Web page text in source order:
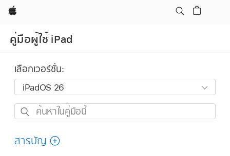
Apple
คู่มือผู้ใช้ iPad
เลือกเวอร์ชั่น:
ค้นหา
คู่มือ
สารบัญ